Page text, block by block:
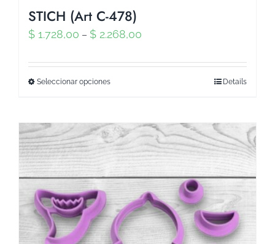
STICH (Art C-478)
$ 1.728,00 – $ 2.268,00
Seleccionar opciones Details